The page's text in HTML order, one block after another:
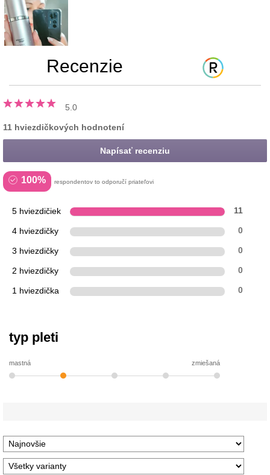
Recenzie
5.0
11 hviezdičkových hodnotení
Napísať recenziu
100% respondentov to odporučí priateľovi
5 hviezdičiek 11
4 hviezdičky 0
3 hviezdičky 0
2 hviezdičky 0
1 hviezdička 0
typ pleti
mastná zmiešaná